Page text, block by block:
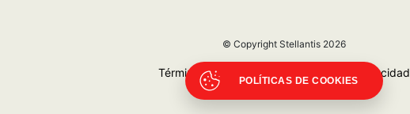
© Copyright Stellantis 2026
Términos y Condiciones Politicas de privacidad
POLÍTICAS DE COOKIES